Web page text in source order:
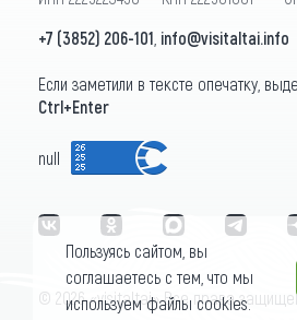
+7 (3852) 206-101 info@visitaltai.info
Если заметили в тексте опечатку,
Ctrl+Enter
null
© 2026 «visitaltai» Все права
Пользуясь сайтом, вы
соглашаетесь с тем, что мы
используем файлы cookies.